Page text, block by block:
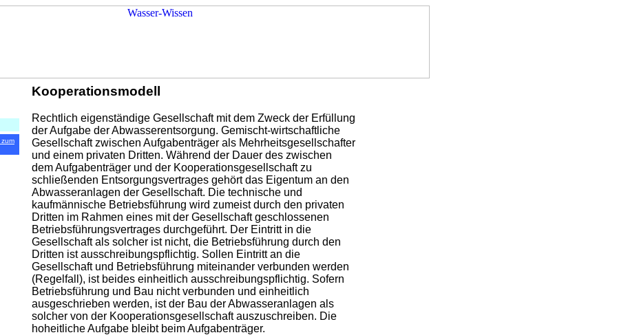
zum
Kooperationsmodell
Rechtlich eigenständige Gesellschaft mit dem Zweck der Erfüllung
der Aufgabe der Abwasserentsorgung. Gemischt-wirtschaftliche
Gesellschaft zwischen Aufgabenträger als Mehrheitsgesellschafter
und einem privaten Dritten. Während der Dauer des zwischen
dem Aufgabenträger und der Kooperationsgesellschaft zu
schließenden Entsorgungsvertrages gehört das Eigentum an den
Abwasseranlagen der Gesellschaft. Die technische und
kaufmännische Betriebsführung wird zumeist durch den privaten
Dritten im Rahmen eines mit der Gesellschaft geschlossenen
Betriebsführungsvertrages durchgeführt. Der Eintritt in die
Gesellschaft als solcher ist nicht, die Betriebsführung durch den
Dritten ist ausschreibungspflichtig. Sollen Eintritt an die
Gesellschaft und Betriebsführung miteinander verbunden werden
(Regelfall), ist beides einheitlich ausschreibungspflichtig. Sofern
Betriebsführung und Bau nicht verbunden und einheitlich
ausgeschrieben werden, ist der Bau der Abwasseranlagen als
solcher von der Kooperationsgesellschaft auszuschreiben. Die
hoheitliche Aufgabe bleibt beim Aufgabenträger.